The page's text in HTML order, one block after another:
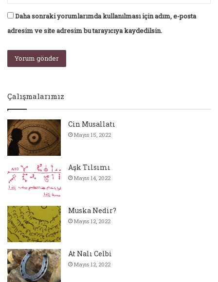
Daha sonraki yorumlarımda kullanılması için adım, e-posta
adresim ve site adresim bu tarayıcıya kaydedilsin.
Çalışmalarımız
Cin Musallatı
Mayıs 15, 2022
Aşk Tılsımı
Mayıs 14, 2022
Muska Nedir?
Mayıs 12, 2022
At Nalı Celbi
Mayıs 12, 2022